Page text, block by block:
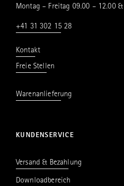
Montag – Freitag 09.00 – 12.00
+41 31 302 15 28
Kontakt
Freie Stellen
Warenanlieferung
KUNDENSERVICE
Versand & Bezahlung
Downloadbereich